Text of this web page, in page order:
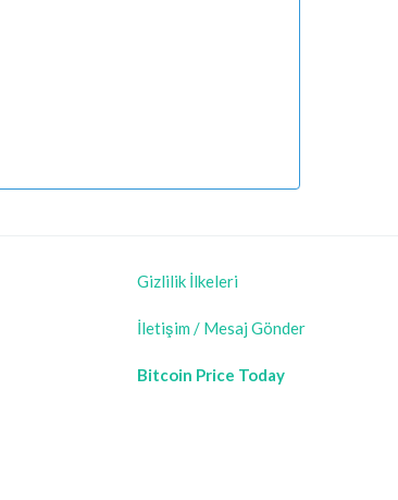
Gizlilik İlkeleri
İletişim / Mesaj Gönder
Bitcoin Price Today